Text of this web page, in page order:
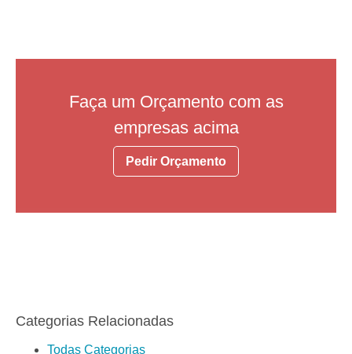
Faça um Orçamento com as
empresas acima
Pedir Orçamento
Categorias Relacionadas
Todas Categorias